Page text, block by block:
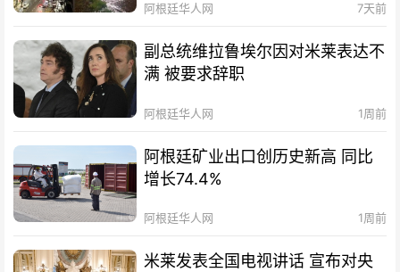
阿根廷华人网 7天前
副总统维拉鲁埃尔因对米莱表达不
满 被要求辞职
阿根廷华人网 1周前
阿根廷矿业出口创历史新高 同比
增长74.4%
阿根廷华人网 1周前
米莱发表全国电视讲话 宣布对央